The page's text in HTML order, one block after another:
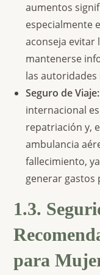
aumentos
especialmente
aconseja evitar
mantenerse
las autoridades
Seguro de Viaje:
internacional
repatriación y,
ambulancia
fallecimiento,
generar gastos
1.3.
para